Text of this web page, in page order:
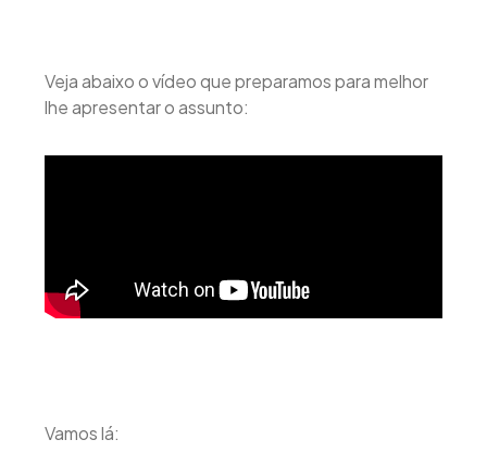
Veja abaixo o vídeo que preparamos para melhor
lhe apresentar o assunto:
Vamos lá: